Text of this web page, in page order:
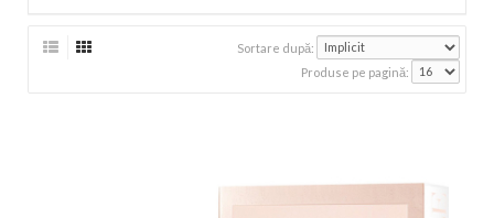
Sortare după:
Produse pe pagină: